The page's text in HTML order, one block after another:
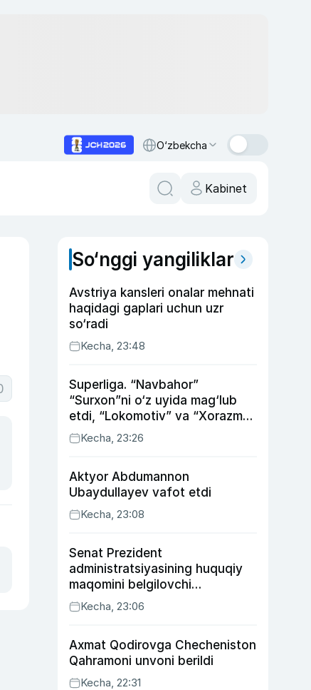
O‘zbekcha
Kabinet
So‘nggi yangiliklar
Avstriya kansleri onalar mehnati
haqidagi gaplari uchun uzr
so‘radi
Kecha, 23:48
Superliga. “Navbahor”
“Surxon”ni o‘z uyida mag‘lub
etdi, “Lokomotiv” va “Xorazm”
uyda g‘alaba qozondi
Kecha, 23:26
Aktyor Abdu­mannon
Ubaydullayev vafot etdi
Kecha, 23:08
Senat Prezident
administratsiyasining huquqiy
maqomini belgilovchi
konstitutsiyaviy qonunni
ma’qulladi
Kecha, 23:06
Axmat Qodirovga Checheniston
Qahramoni unvoni berildi
Kecha, 22:31